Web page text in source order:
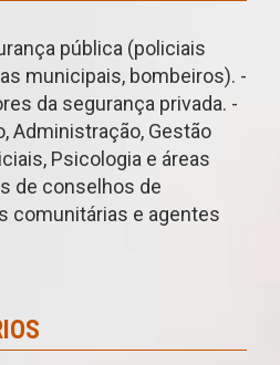
pública (policiais
municipais, bombeiros). -
da segurança privada. -
Administração, Gestão
Psicologia e áreas
de conselhos de
comunitárias e agentes